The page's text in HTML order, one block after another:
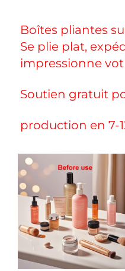
Boîtes pliantes
Se plie plat,
impressionne
Soutien gratuit
production en 7-